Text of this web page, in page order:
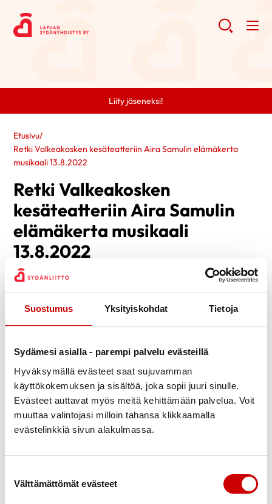
Suostumus Yksityiskohdat Tietoja
Sydämesi asialla - parempi palvelu evästeillä
Hyväksymällä evästeet saat sujuvamman
käyttökokemuksen ja sisältöä, joka sopii juuri sinulle.
Evästeet auttavat myös meitä kehittämään palvelua. Voit
muuttaa valintojasi milloin tahansa klikkaamalla
evästelinkkiä sivun alakulmassa.
Välttämättömät evästeet
Liity jäseneksi!
Etusivu/
Retki Valkeakosken kesäteatteriin Aira Samulin elämäkerta
musikaali 13.8.2022
Retki Valkeakosken
kesäteatteriin Aira Samulin
elämäkerta musikaali
13.8.2022
Julkaistu 3.5.2022
Päivitetty 12.5.2022
Jaa Whatsapp
Jaa Facebook
Jaa TwitterJaa Linkedin
Jaa EmailJaa Print
Lähtö kirkon parkista klo 9:45.